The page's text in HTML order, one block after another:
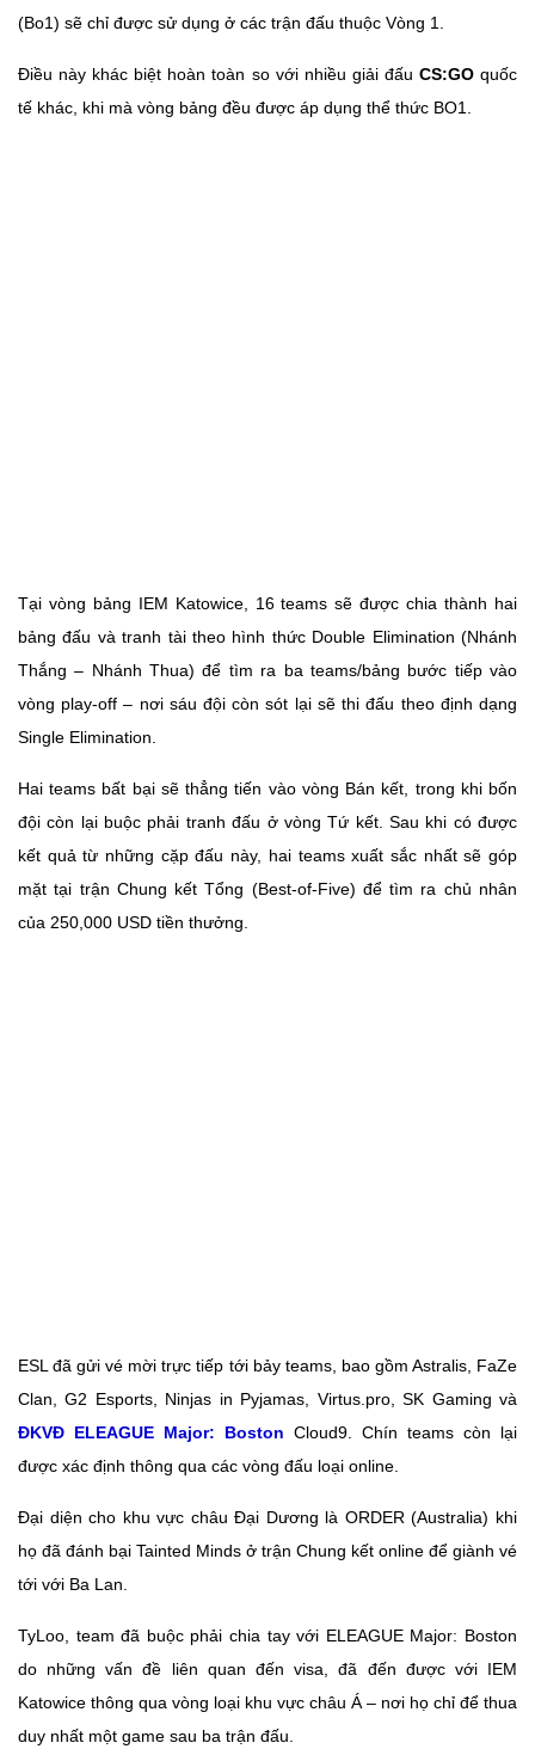
(Bo1) sẽ chỉ được sử dụng ở các trận đấu thuộc Vòng 1.
Điều này khác biệt hoàn toàn so với nhiều giải đấu CS:GOquốc
tế khác, khi mà vòng bảng đều được áp dụng thể thức BO1.
Tại vòng bảng IEM Katowice, 16 teams sẽ được chia thành hai
bảng đấu và tranh tài theo hình thức Double Elimination (Nhánh
Thắng – Nhánh Thua) để tìm ra ba teams/bảng bước tiếp vào
vòng play-off – nơi sáu đội còn sót lại sẽ thi đấu theo định dạng
Single Elimination.
Hai teams bất bại sẽ thẳng tiến vào vòng Bán kết, trong khi bốn
đội còn lại buộc phải tranh đấu ở vòng Tứ kết. Sau khi có được
kết quả từ những cặp đấu này, hai teams xuất sắc nhất sẽ góp
mặt tại trận Chung kết Tổng (Best-of-Five) để tìm ra chủ nhân
của 250,000 USD tiền thưởng.
ESL đã gửi vé mời trực tiếp tới bảy teams, bao gồm Astralis, FaZe
Clan, G2 Esports, Ninjas in Pyjamas, Virtus.pro, SK Gaming và
ĐKVĐ ELEAGUE Major: Boston Cloud9. Chín teams còn lại
được xác định thông qua các vòng đấu loại online.
Đại diện cho khu vực châu Đại Dương là ORDER (Australia) khi
họ đã đánh bại Tainted Minds ở trận Chung kết online để giành vé
tới với Ba Lan.
TyLoo, team đã buộc phải chia tay với ELEAGUE Major: Boston
do những vấn đề liên quan đến visa, đã đến được với IEM
Katowice thông qua vòng loại khu vực châu Á – nơi họ chỉ để thua
duy nhất một game sau ba trận đấu.